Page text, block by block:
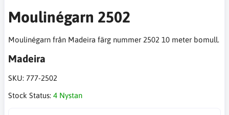
Moulinégarn 2502
Moulinégarn från Madeira färg nummer 2502 10 meter bomull.
Madeira
SKU: 777-2502
Stock Status: 4 Nystan